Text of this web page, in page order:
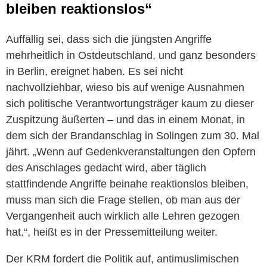
bleiben reaktionslos“
Auffällig sei, dass sich die jüngsten Angriffe
mehrheitlich in Ostdeutschland, und ganz besonders
in Berlin, ereignet haben. Es sei nicht
nachvollziehbar, wieso bis auf wenige Ausnahmen
sich politische Verantwortungsträger kaum zu dieser
Zuspitzung äußerten – und das in einem Monat, in
dem sich der Brandanschlag in Solingen zum 30. Mal
jährt. „Wenn auf Gedenkveranstaltungen den Opfern
des Anschlages gedacht wird, aber täglich
stattfindende Angriffe beinahe reaktionslos bleiben,
muss man sich die Frage stellen, ob man aus der
Vergangenheit auch wirklich alle Lehren gezogen
hat.“, heißt es in der Pressemitteilung weiter.
Der KRM fordert die Politik auf, antimuslimischen